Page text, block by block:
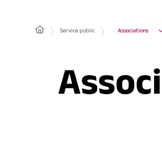
Service public Associations